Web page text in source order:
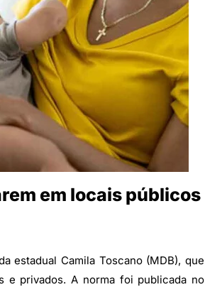
em locais públicos
estadual Camila Toscano (MDB), que
e privados. A norma foi publicada no